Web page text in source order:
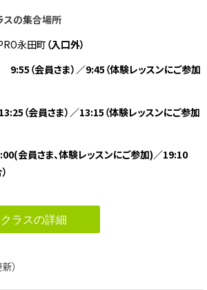
スの集合場所
永田町 （入口外）
（会員さま）／9:45（体験レッスンにご参加
員さま）／13:15（体験レッスンにご参加
会員さま、体験レッスンにご参加)／19:10
ラスの詳細
）